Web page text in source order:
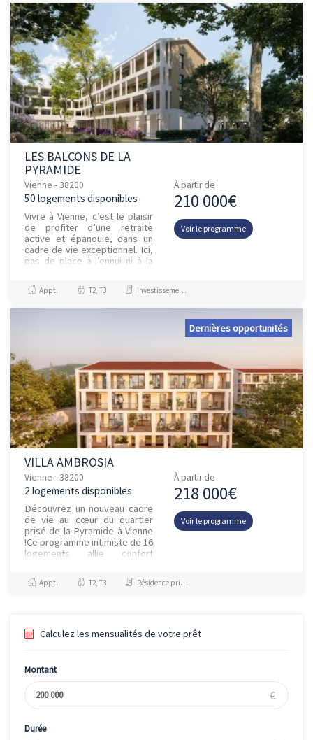
LES BALCONS DE LA
PYRAMIDE
Vienne - 38200
50 logements disponibles
Vivre à Vienne, c’est le plaisir
de profiter d’une retraite
active et épanouie, dans un
cadre de vie exceptionnel. Ici,
pas de place à l’ennui ni à la
chaque jour...
À partir de
210 000€
Voir le programme
Appt. T2, T3 Investissement et Défiscalisation
Dernières opportunités
VILLA AMBROSIA
Vienne - 38200
2 logements disponibles
Découvrez un nouveau cadre
de vie au cœur du quartier
prisé de la Pyramide à Vienne
!Ce programme intimiste de 16
logements allie confort
d’exception. Profitez d’un...
À partir de
218 000€
Voir le programme
Appt. T2, T3 Résidence principale / PTZ, Investissement et Défiscalisation
Calculez les mensualités de votre prêt
Montant
€
Durée